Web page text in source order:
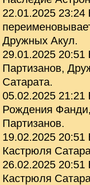
22.01.2025 23:24
Дружных Акул.
29.01.2025
Партизанов,
Сатарата.
05.02.2025
Рождения
Партизанов.
19.02.2025
Кастрюля
26.02.2025
Кастрюля